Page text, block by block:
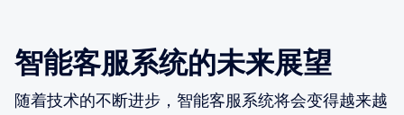
智能客服系统的未来展望
随着技术的不断进步，智能客服系统将会变得越来越